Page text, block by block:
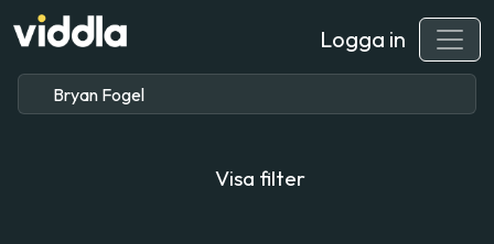
Logga in
Visa filter